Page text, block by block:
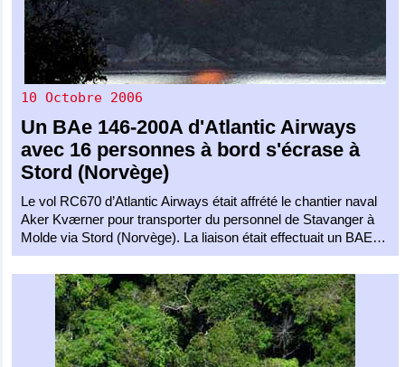
10 Octobre 2006
Un BAe 146-200Ad'Atlantic Airways
avec 16 personnes à bord s'écrase à
Stord (Norvège)
Le vol RC670 d’Atlantic Airways était affrété le chantier naval
Aker Kværner pour transporter du personnel de Stavanger à
Molde via Stord (Norvège). La liaison était effectuait un BAE…